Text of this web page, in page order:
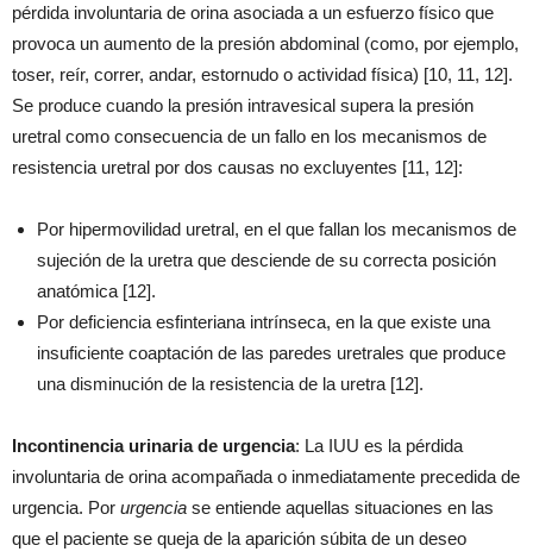
pérdida involuntaria de orina asociada a un esfuerzo físico que
provoca un aumento de la presión abdominal (como, por ejemplo,
toser, reír, correr, andar, estornudo o actividad física) [10, 11, 12].
Se produce cuando la presión intravesical supera la presión
uretral como consecuencia de un fallo en los mecanismos de
resistencia uretral por dos causas no excluyentes [11, 12]:
Por hipermovilidad uretral, en el que fallan los mecanismos de
sujeción de la uretra que desciende de su correcta posición
anatómica [12].
Por deficiencia esfinteriana intrínseca, en la que existe una
insuficiente coaptación de las paredes uretrales que produce
una disminución de la resistencia de la uretra [12].
Incontinencia urinaria de urgencia: La IUU es la pérdida
involuntaria de orina acompañada o inmediatamente precedida de
urgencia. Por urgencia se entiende aquellas situaciones en las
que el paciente se queja de la aparición súbita de un deseo